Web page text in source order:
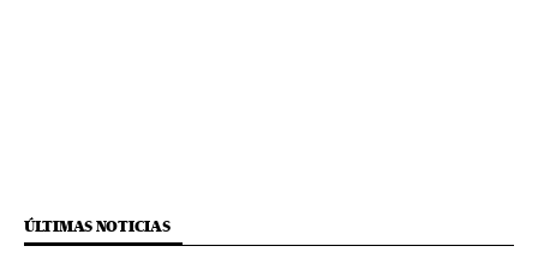
ÚLTIMAS NOTICIAS